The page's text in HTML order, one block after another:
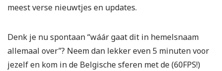
meest verse nieuwtjes en updates.
Denk je nu spontaan “wáár gaat dit in hemelsnaam
allemaal over”? Neem dan lekker even 5 minuten voor
jezelf en kom in de Belgische sferen met de (60FPS!)